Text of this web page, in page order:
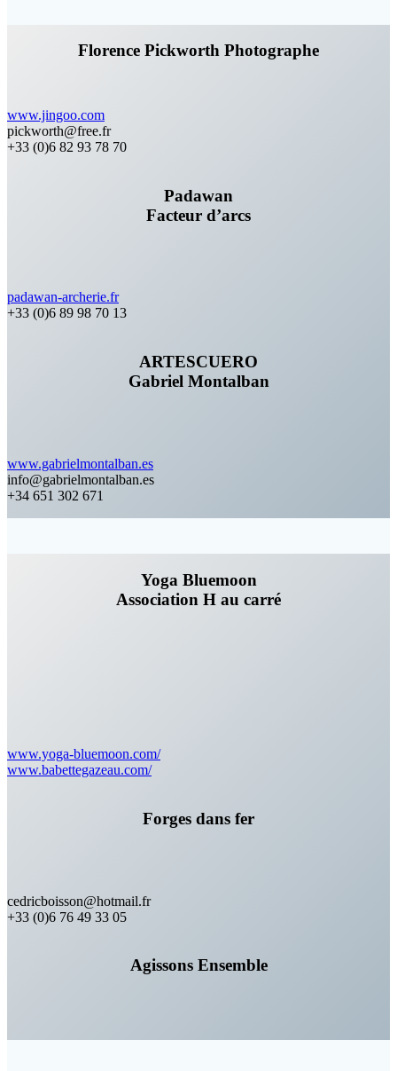
Florence Pickworth Photographe
www.jingoo.com
pickworth@free.fr
+33 (0)6 82 93 78 70
Padawan
Facteur d’arcs
padawan-archerie.fr
+33 (0)6 89 98 70 13
ARTESCUERO
Gabriel Montalban
www.gabrielmontalban.es
info@gabrielmontalban.es
+34 651 302 671
Yoga Bluemoon
Association H au carré
www.yoga-bluemoon.com/
www.babettegazeau.com/
Forges dans fer
cedricboisson@hotmail.fr
+33 (0)6 76 49 33 05
Agissons Ensemble